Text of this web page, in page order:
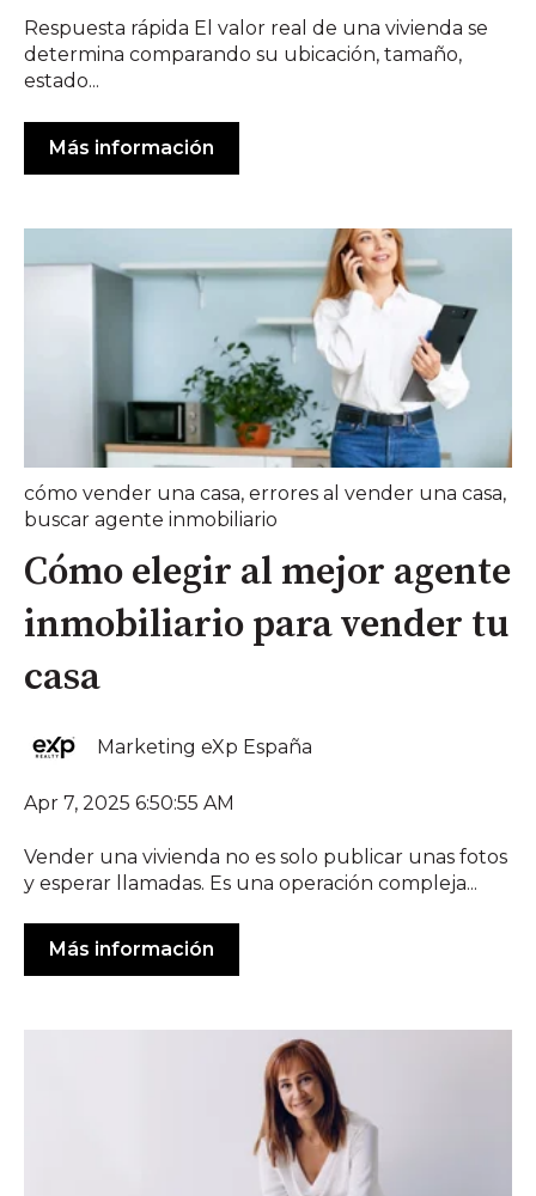
Respuesta rápida El valor real de una vivienda se
determina comparando su ubicación, tamaño,
estado...
Más información
cómo vender una casa, errores al vender una casa,
buscar agente inmobiliario
Cómo elegir al mejor agente
inmobiliario para vender tu
casa
Marketing eXp España
Apr 7, 2025 6:50:55 AM
Vender una vivienda no es solo publicar unas fotos
y esperar llamadas. Es una operación compleja...
Más información